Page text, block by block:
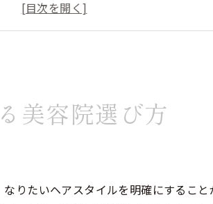
美容院カット技術を見抜くコツ
容院の料金と満足度を両立する方法
で髪質に最適なカットを受けるコツ
える似合わせカットのポイント解説
容院で丁寧なカウンセリング体験を
美容院選び方
りたいヘアスタイルを明確にするこ